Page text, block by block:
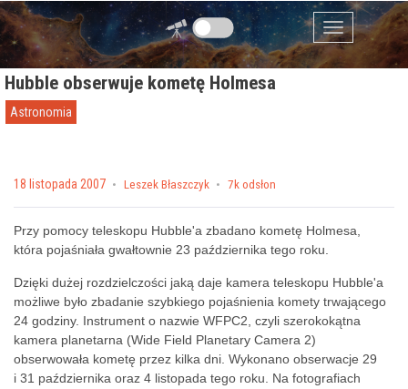
Przejdź do zawartości
Menu
Hubble obserwuje kometę Holmesa
Astronomia
Posted on
18 listopada 2007 by Leszek Błaszczyk 7k odsłon
Przy pomocy teleskopu Hubble'a zbadano kometę Holmesa,
która pojaśniała gwałtownie 23 października tego roku.
Dzięki dużej rozdzielczości jaką daje kamera teleskopu Hubble'a
możliwe było zbadanie szybkiego pojaśnienia komety trwającego
24 godziny. Instrument o nazwie WFPC2, czyli szerokokątna
kamera planetarna (Wide Field Planetary Camera 2)
obserwowała kometę przez kilka dni. Wykonano obserwacje 29
i 31 października oraz 4 listopada tego roku. Na fotografiach